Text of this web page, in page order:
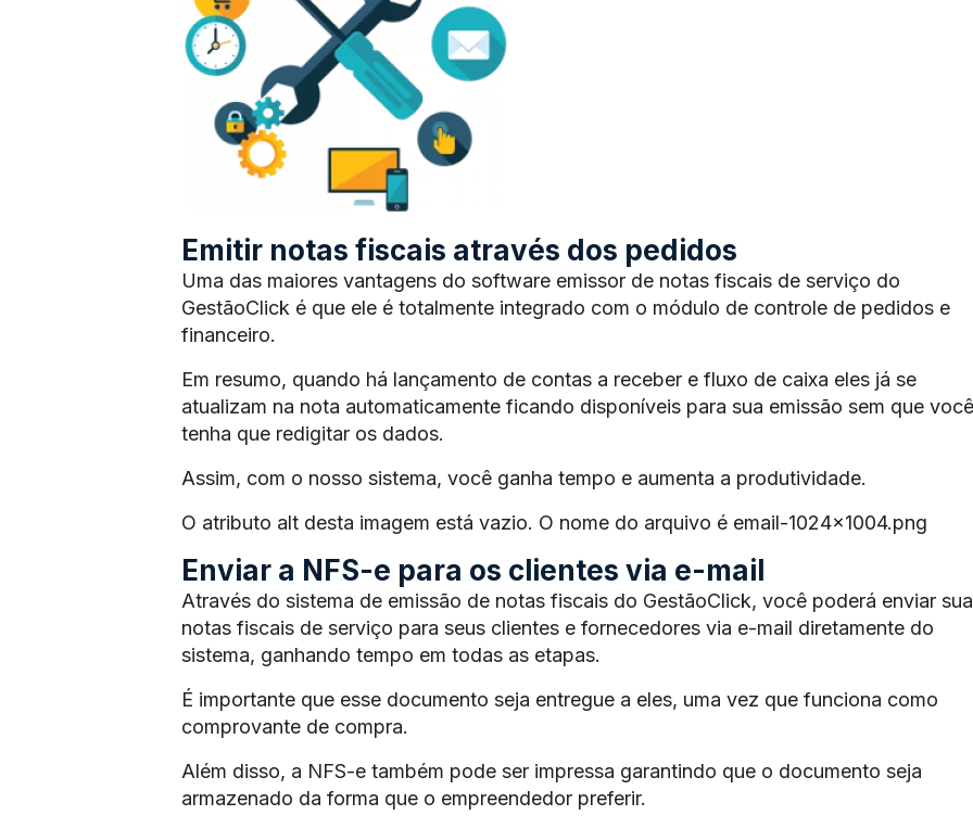
Emitir notas fiscais através dos pedidos
Uma das maiores vantagens do software emissor de notas fiscais de serviço do
GestãoClick é que ele é totalmente integrado com o módulo de controle de pedidos e
financeiro.
Em resumo, quando há lançamento de contas a receber e fluxo de caixa eles já se
atualizam na nota automaticamente ficando disponíveis para sua emissão sem que você
tenha que redigitar os dados.
Assim, com o nosso sistema, você ganha tempo e aumenta a produtividade.
O atributo alt desta imagem está vazio. O nome do arquivo é email-1024×1004.png
Enviar a NFS-e para os clientes via e-mail
Através do sistema de emissão de notas fiscais do GestãoClick, você poderá enviar
notas fiscais de serviço para seus clientes e fornecedores via e-mail diretamente do
sistema, ganhando tempo em todas as etapas.
É importante que esse documento seja entregue a eles, uma vez que funciona como
comprovante de compra.
Além disso, a NFS-e também pode ser impressa garantindo que o documento seja
armazenado da forma que o empreendedor preferir.